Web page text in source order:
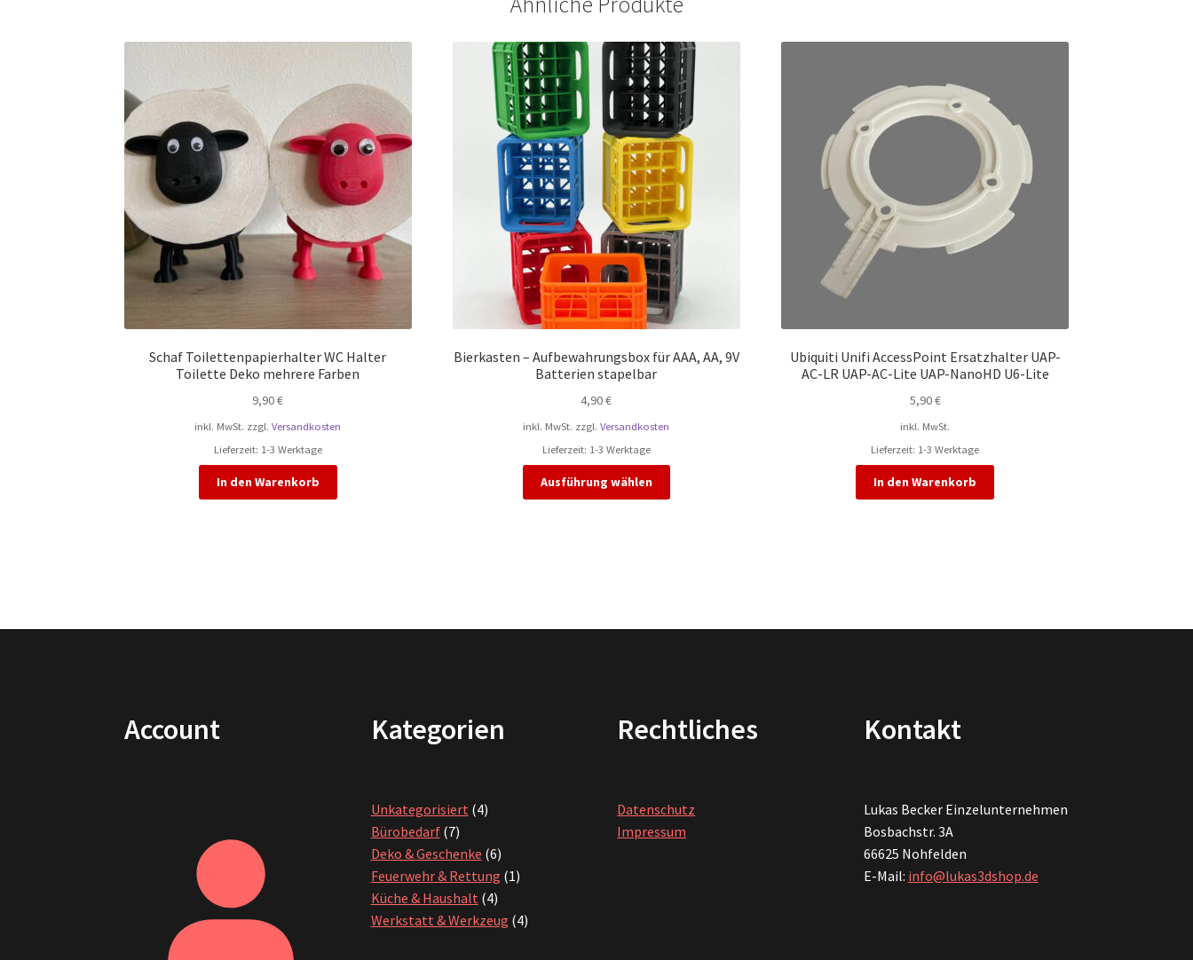
Schaf Toilettenpapierhalter WC Halter
Toilette Deko mehrere Farben
9,90€
inkl. MwSt. zzgl.Versandkosten
Lieferzeit: 1-3 Werktage
In den Warenkorb
Bierkasten – Aufbewahrungsbox für AAA, AA, 9V
Batterien stapelbar
4,90€
inkl. MwSt. zzgl.Versandkosten
Lieferzeit: 1-3 Werktage
Ausführung wählen
können
werden
Ubiquiti Unifi AccessPoint Ersatzhalter UAP-
AC-LR UAP-AC-Lite UAP-NanoHD U6-Lite
5,90€
inkl. MwSt.
Lieferzeit: 1-3 Werktage
In den Warenkorb
Account Kategorien
Unkategorisiert 44
Bürobedarf 77
Produkte
Deko & Geschenke 66
Produkte
Feuerwehr & Rettung 11
Küche & Haushalt 44
Produkte
Werkstatt & Werkzeug 44
Rechtliches
Datenschutz
Impressum
Kontakt
Lukas Becker Einzelunternehmen
Bosbachstr. 3A
66625 Nohfelden
E-Mail: info@lukas3dshop.de